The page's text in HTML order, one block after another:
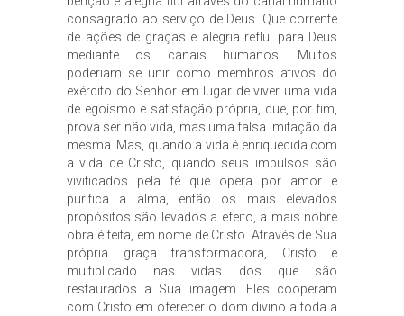
consagrado ao serviço de Deus. Que corrente
de ações de graças e alegria reflui para Deus
mediante os canais humanos. Muitos
poderiam se unir como membros ativos do
exército do Senhor em lugar de viver uma vida
de egoísmo e satisfação própria, que, por fim,
prova ser não vida, mas uma falsa imitação da
mesma. Mas, quando a vida é enriquecida com
a vida de Cristo, quando seus impulsos são
vivificados pela fé que opera por amor e
purifica a alma, então os mais elevados
propósitos são levados a efeito, a mais nobre
obra é feita, em nome de Cristo. Através de Sua
própria graça transformadora, Cristo é
multiplicado nas vidas dos que são
restaurados a Sua imagem. Eles cooperam
com Cristo em oferecer o dom divino a toda a